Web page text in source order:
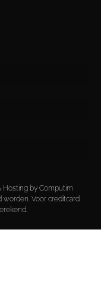
Hosting by Computim
Voor creditcard